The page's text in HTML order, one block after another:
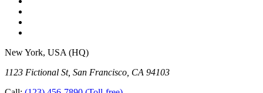
New York, USA (HQ)
1123 Fictional St, San Francisco, CA 94103